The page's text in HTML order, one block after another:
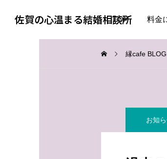
佐賀の心温まる結婚相談所
TOP 料金
縁cafe BLOG
お知